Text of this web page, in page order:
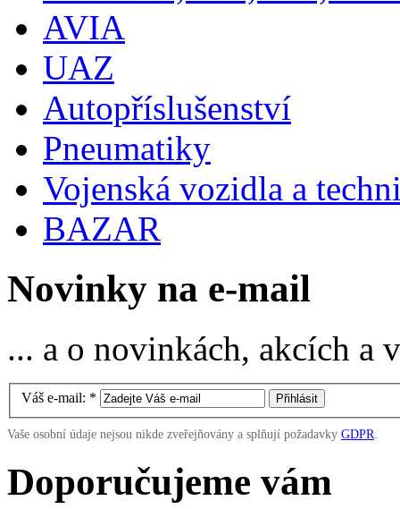
AVIA
UAZ
Autopříslušenství
Pneumatiky
Vojenská vozidla a
BAZAR
Novinky na e-mail
... a o novinkách, akcích
Váš e-mail: *
Vaše osobní údaje nejsou nikde zveřejňovány a splňují požadavky GDPR.
Doporučujeme vám